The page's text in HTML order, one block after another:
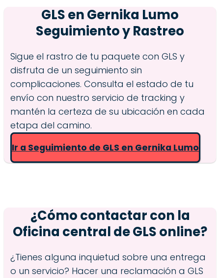
GLS enGernika Lumo
Seguimiento y Rastreo
Sigue el rastro de tu paquete con GLS y
disfruta de un seguimiento sin
complicaciones. Consulta el estado de tu
envío con nuestro servicio de tracking y
mantén la certeza de su ubicación en cada
etapa del camino.
Ir a Seguimiento de GLS en Gernika Lumo
¿Cómo contactar con la
Oficina central de GLS online?
¿Tienes alguna inquietud sobre una entrega
o un servicio? Hacer una reclamación a GLS